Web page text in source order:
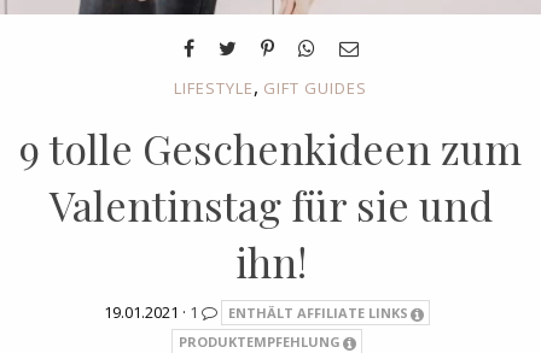
LIFESTYLE, GIFT GUIDES
9 tolle Geschenkideen zum
Valentinstag für sie und
ihn!
19.01.2021 · 1
ENTHÄLT AFFILIATE LINKS
PRODUKTEMPFEHLUNG